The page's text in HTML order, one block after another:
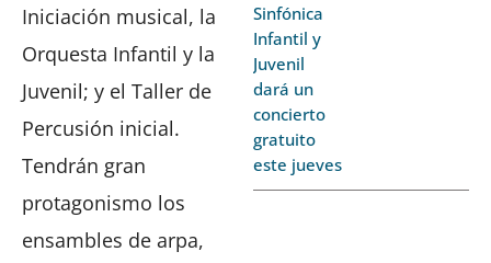
Iniciación musical, la
Orquesta Infantil y la
Juvenil; y el Taller de
Percusión inicial.
Tendrán gran
protagonismo los
ensambles de arpa,
Sinfónica
Infantil y
Juvenil
dará un
concierto
gratuito
este jueves